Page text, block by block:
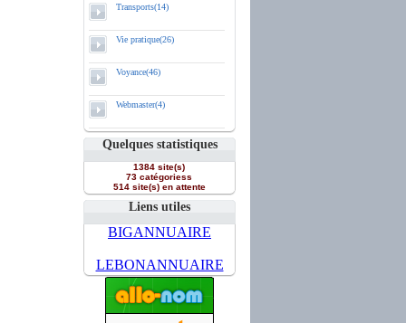
Transports(14)
Vie pratique(26)
Voyance(46)
Webmaster(4)
Quelques statistiques
1384 site(s)
73 catégoriess
514 site(s) en attente
Liens utiles
BIGANNUAIRE
LEBONANNUAIRE